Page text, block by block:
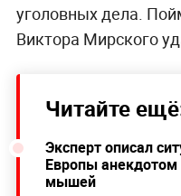
уголовных дела.
Виктора Мирского
Читайте
Эксперт описал
Европы анекдотом
мышей